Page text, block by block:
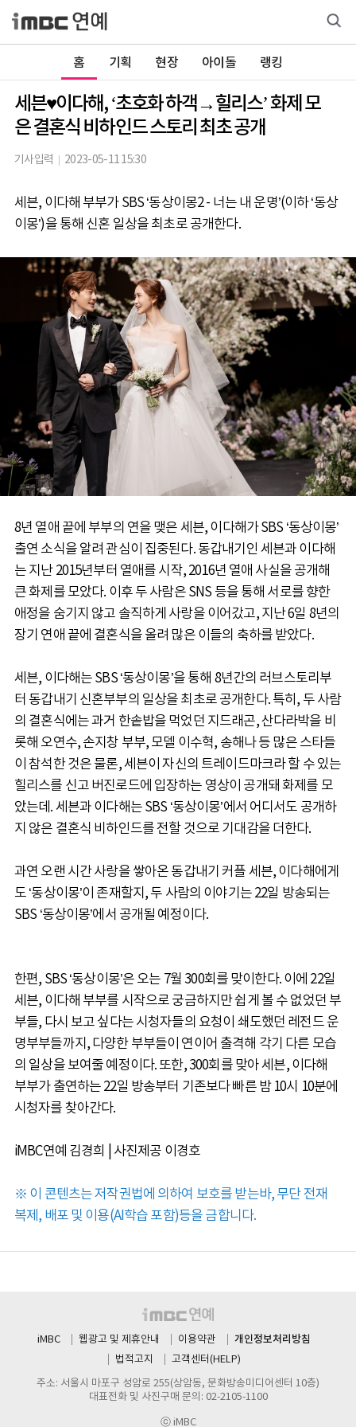
홈 기획 현장 아이돌 랭킹
세븐♥이다해, ‘초호화 하객→힐리스’ 화제 모
은 결혼식 비하인드 스토리 최초 공개
기사입력 2023-05-11 15:30
세븐, 이다해 부부가 SBS ‘동상이몽2 - 너는 내 운명’(이하 ‘동상
이몽’)을 통해 신혼 일상을 최초로 공개한다.
8년 열애 끝에 부부의 연을 맺은 세븐, 이다해가 SBS ‘동상이몽’
출연 소식을 알려 관심이 집중된다. 동갑내기인 세븐과 이다해
는 지난 2015년부터 열애를 시작, 2016년 열애 사실을 공개해
큰 화제를 모았다. 이후 두 사람은 SNS 등을 통해 서로를 향한
애정을 숨기지 않고 솔직하게 사랑을 이어갔고, 지난 6일 8년의
장기 연애 끝에 결혼식을 올려 많은 이들의 축하를 받았다.
세븐, 이다해는 SBS ‘동상이몽’을 통해 8년간의 러브스토리부
터 동갑내기 신혼부부의 일상을 최초로 공개한다. 특히, 두 사람
의 결혼식에는 과거 한솥밥을 먹었던 지드래곤, 산다라박을 비
롯해 오연수, 손지창 부부, 모델 이수혁, 송해나 등 많은 스타들
이 참석한 것은 물론, 세븐이 자신의 트레이드마크라 할 수 있는
힐리스를 신고 버진로드에 입장하는 영상이 공개돼 화제를 모
았는데. 세븐과 이다해는 SBS ‘동상이몽’에서 어디서도 공개하
지 않은 결혼식 비하인드를 전할 것으로 기대감을 더한다.
과연 오랜 시간 사랑을 쌓아온 동갑내기 커플 세븐, 이다해에게
도 ‘동상이몽’이 존재할지, 두 사람의 이야기는 22일 방송되는
SBS ‘동상이몽’에서 공개될 예정이다.
한편, SBS ‘동상이몽’은 오는 7월 300회를 맞이한다. 이에 22일
세븐, 이다해 부부를 시작으로 궁금하지만 쉽게 볼 수 없었던 부
부들, 다시 보고 싶다는 시청자들의 요청이 쇄도했던 레전드 운
명부부들까지, 다양한 부부들이 연이어 출격해 각기 다른 모습
의 일상을 보여줄 예정이다. 또한, 300회를 맞아 세븐, 이다해
부부가 출연하는 22일 방송부터 기존보다 빠른 밤 10시 10분에
시청자를 찾아간다.
iMBC연예 김경희 | 사진제공 이경호
※ 이 콘텐츠는 저작권법에 의하여 보호를 받는바, 무단 전재
복제, 배포 및 이용(AI학습 포함)등을 금합니다.
iMBC 웹광고 및 제휴안내 이용약관 개인정보처리방침
법적고지
고객센터(HELP)
주소: 서울시 마포구 성암로 255(상암동, 문화방송미디어센터 10층)
대표전화 및 사진구매 문의: 02-2105-1100
ⓒ iMBC